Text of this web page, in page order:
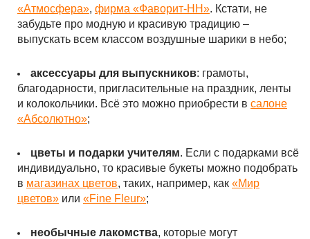
«Атмосфера», фирма «Фаворит-НН». Кстати, не
забудьте про модную и красивую традицию –
выпускать всем классом воздушные шарики в небо;
аксессуары для выпускников: грамоты,
благодарности, пригласительные на праздник, ленты
и колокольчики. Всё это можно приобрести в салоне
«Абсолютно»;
цветы и подарки учителям. Если с подарками всё
индивидуально, то красивые букеты можно подобрать
в магазинах цветов, таких, например, как «Мир
цветов» или «Fine Fleur»;
необычные лакомства, которые могут